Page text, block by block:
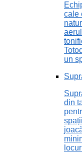
cale
un
din